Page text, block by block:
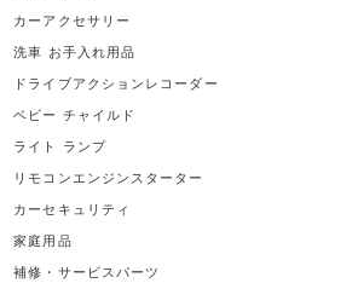
カーアクセサリー
洗車 お手入れ用品
ドライブアクションレコーダー
ベビー チャイルド
ライト ランプ
リモコンエンジンスターター
カーセキュリティ
家庭用品
補修・サービスパーツ